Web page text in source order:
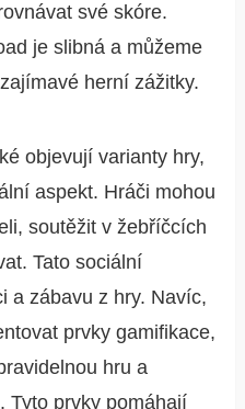
své skóre.
je slibná a můžeme
herní zážitky.
objevují varianty hry,
aspekt. Hráči mohou
soutěžit v žebříčcích
Tato sociální
a zábavu z hry. Navíc,
prvky gamifikace,
hru a
Tyto prvky pomáhají